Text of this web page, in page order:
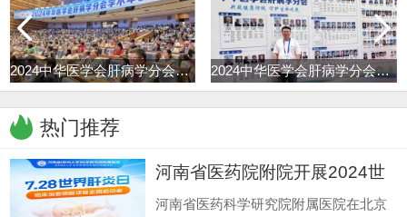
2024中华医学会肝病学分会学术年 2024中华医学会肝病学分会学术年
热门推荐
河南省医药院附院开展2024世
界肝
河南省医药科学研究院附属医院在北京